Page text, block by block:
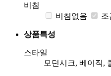
비침
비침없음
조
상품특성
스타일
모던시크, 베이직,